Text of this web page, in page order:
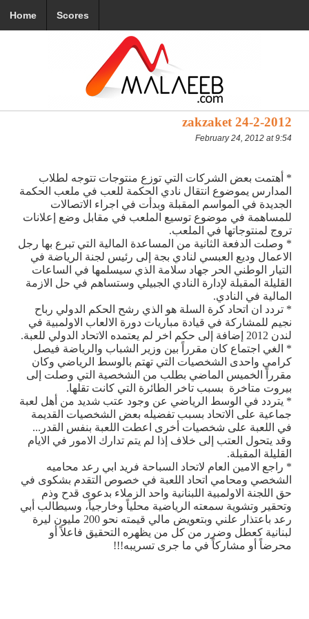
Home Scores
zakzaket 24-2-2012
February 24, 2012 at 9:54
* أهتمت بعض الشركات التي توزع منتوجات تتوجه لطلاب
المدارس يموضوع انتقال نادي الحكمة للعب في ملعب الحكمة
الجديدة في المواسم المقبلة وبدأت في اجراء الاتصالات
للمساهمة في موضوع توسيع الملعب في مقابل وضع إعلانات
تروج لمنتوجاتها في الملعب.
* وصلت الدفعة الثانية من المساعدة المالية التي تبرع بها رجل
الاعمال وديع العبسي لنادي بجة إلى رئيس لجنة الرياضة في
التيار الوطني الحر جهاد سلامة الذي سيسلمها في الساعات
القليلة المقبلة لإدارة النادي الجبيلي وستساهم في حل الازمة
المالية في النادي.
* تردد ان اتحاد كرة السلة هو الذي رشح الحكم الدولي رباح
نجيم للمشاركة في قيادة مباريات دورة الالعاب الاولمبية في
لندن 2012 إضافة إلى حكم اخر لم يعتمده الاتحاد الدولي للعبة.
* الغي اجتماع كان مقرراً بين وزير الشباب والرياضة فيصل
كرامي واحدى الشخصيات التي تهتم بالوسط الرياضي وكان
مقرراً الخميس الماضي بطلب من الشخصية التي وصلت إلى
بيروت متاخرة بسبب تاخر الطائرة التي كانت تقلها.
* يتردد في الوسط الرياضي عن وجود عتب شديد من أهل لعبة
جماعية على الاتحاد بسبب تفضيله بعض الشخصيات القديمة
في اللعبة على شخصيات أخرى اعطت اللعبة بنفس القدر...
وقد يتحول العتب إلى خلاف إذا لم يتم تدارك الامور في الايام
القليلة المقبلة.
* راجع الامين العام لاتحاد السباحة فريد ابي رعد محاميه
الشخصي ومحامي اتحاد اللعبة في خصوص التقدم بشكوى في
حق اللجنة الاولمبية اللبنانية واحد الزملاء بدعوى قدح وذم
وتحقير وتشوية سمعته الرياضية محلياً وخارجياً، وسيطالب أبي
رعد باعتذار علني وبتعويض مالي قيمته نحو 200 مليون ليرة
لبنانية كعطل وضرر من كل من يظهره التحقيق فاعلاً أو
محرضاً أو مشاركاً في ما جرى تسريبه!!!